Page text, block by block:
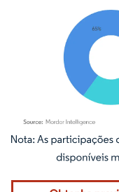
Imagem © Mordor